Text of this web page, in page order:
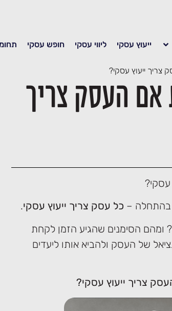
ייעוץ עסקי ליווי עסקי חופש עסקי
ייעוץ עסקי?
העסק צריך
בהתחלה – כל עסק צריך ייעוץ עסקי.
ומהם הסימנים שהגיע הזמן לקחת
של העסק ולהביא אותו ליעדים
צריך ייעוץ עסקי?